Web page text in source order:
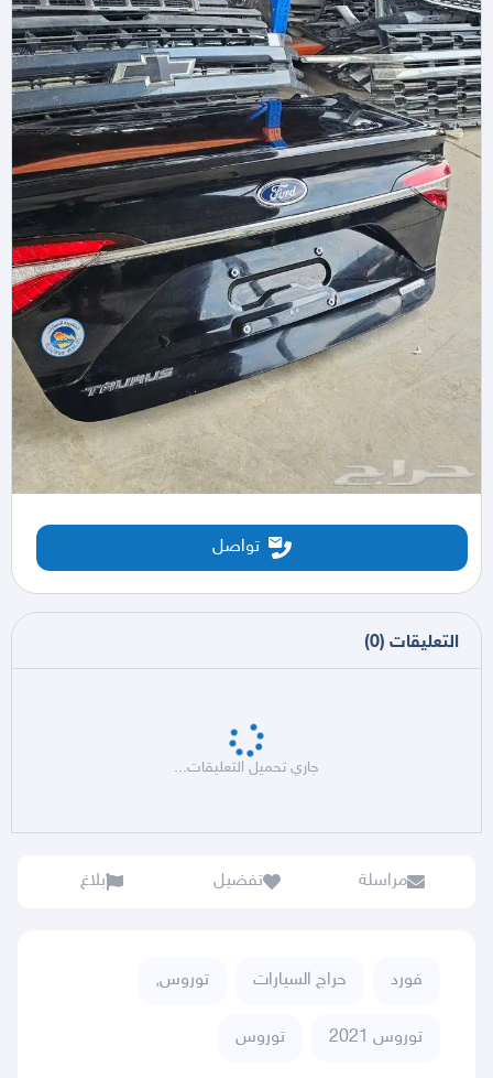
تواصل
التعليقات (
0
)
جاري تحميل التعليقات...
مراسلة تفضيل بلاغ
فورد حراج السيارات توروس,
توروس 2021 توروس